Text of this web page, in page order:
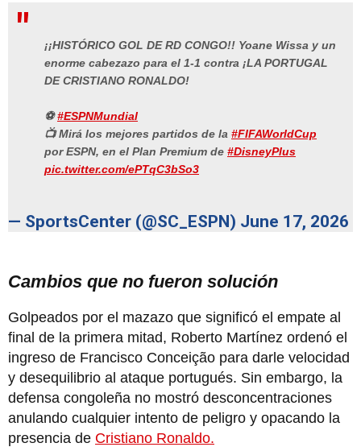
¡¡HISTÓRICO GOL DE RD CONGO!! Yoane Wissa y un
enorme cabezazo para el 1-1 contra ¡LA PORTUGAL
DE CRISTIANO RONALDO!
⚽#ESPNMundial
📺 Mirá los mejores partidos de la #FIFAWorldCup
por ESPN, en el Plan Premium de #DisneyPlus
pic.twitter.com/ePTqC3bSo3
— SportsCenter (@SC_ESPN) June 17, 2026
Cambios que no fueron solución
Golpeados por el mazazo que significó el empate al
final de la primera mitad, Roberto Martínez ordenó el
ingreso de Francisco Conceição para darle velocidad
y desequilibrio al ataque portugués. Sin embargo, la
defensa congoleña no mostró desconcentraciones
anulando cualquier intento de peligro y opacando la
presencia de Cristiano Ronaldo.